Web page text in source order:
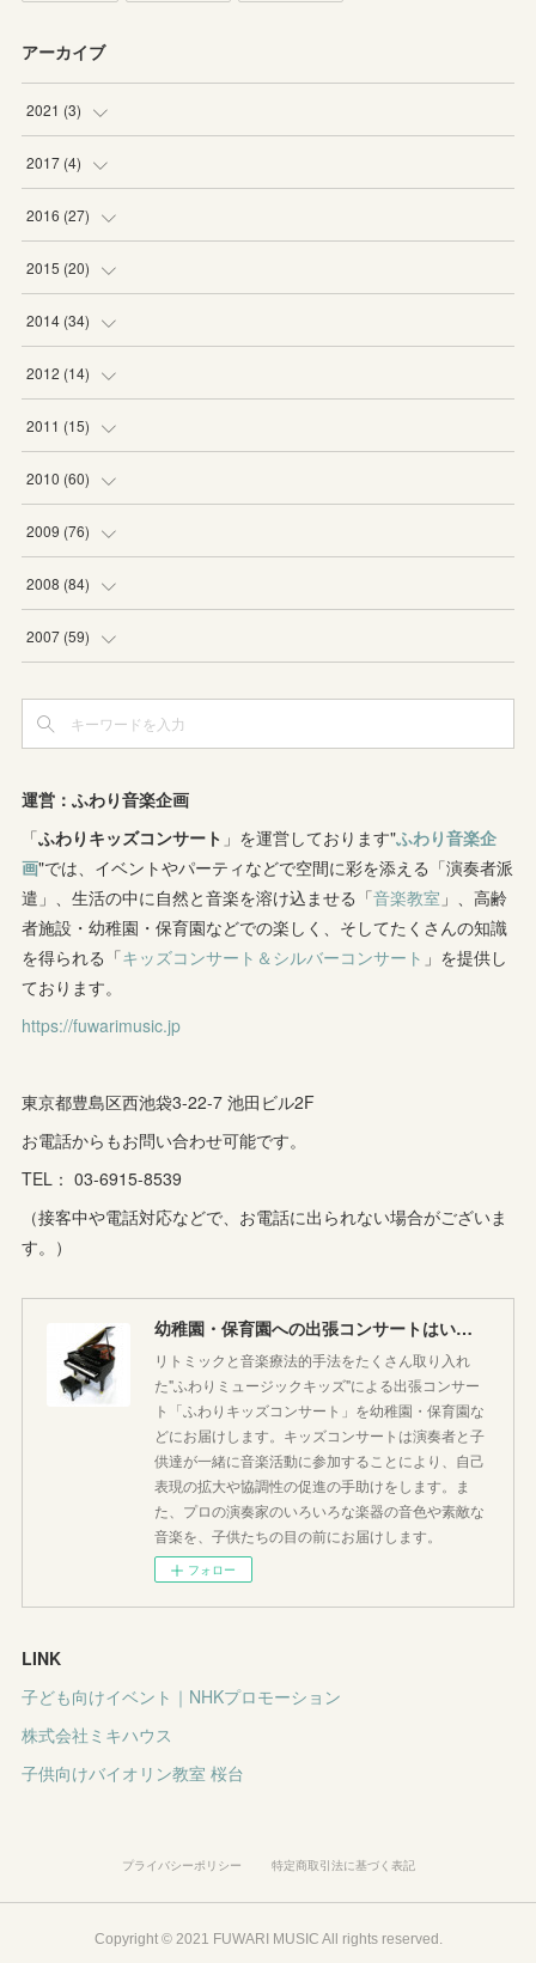
アーカイブ
2021 (3)
( )
(2
2017 (4)
(2
(2
2016 (27)
(6
(6
(2
(1
(3)
2015 (20)
(5
(2
(1
(1
(3)
2014 (34)
(4
(6
(2
(1
(2)
(1
2012 (14)
(1
(2
(5
(6
2011 (15)
(3
(3
(1
(3
(2)
2010 (60)
(2
(2
(1
(8)
(5 )
(9
(1)
(6)
(5)
2009 (76)
(2
(9
(4
(7 )
(8
(8)
(3)
(7)
(10
2008 (84)
(16 )
(
(7)
(
(8)
(6)
(4)
(2)
(3)
2007 (59)
(
(7)
( 4)
5)
(7)
(9)
(3)
運営：ふわり音楽企画
「ふわりキッズコンサート 」を運営しております"ふわり音楽企
画"では、イベントやパーティなどで空間に彩を添える「演奏者派
遣」、生活の中に自然と音楽を溶け込ませる「音楽教室 」、高齢
者施設・幼稚園・保育園などでの楽しく、そしてたくさんの知識
を得られる「キッズコンサート＆シルバーコンサート 」を提供し
ております。
https://fuwarimusic.jp
東京都豊島区西池袋3-22-7 池田ビル2F
お電話からもお問い合わせ可能です。
TEL： 03-6915-8539
（接客中や電話対応などで、お電話に出られない場合がございま
す。）
幼稚園・保育園への出張コンサートはいかがですか♪
リトミックと音楽療法的手法をたくさん取り入れ
た"ふわりミュージックキッズ"による出張コンサー
ト「ふわりキッズコンサート」を幼稚園・保育園な
どにお届けします。キッズコンサートは演奏者と子
供達が一緒に音楽活動に参加することにより、自己
表現の拡大や協調性の促進の手助けをします。ま
た、プロの演奏家のいろいろな楽器の音色や素敵な
音楽を、子供たちの目の前にお届けします。
フォロー
LINK
子ども向けイベント｜NHKプロモーション
株式会社ミキハウス
子供向けバイオリン教室 桜台
プライバシーポリシー 特定商取引法に基づく表記
Copyright © 2021 FUWARI MUSIC All rights reserved.